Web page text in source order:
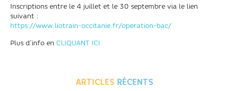
Inscriptions entre le 4 juillet et le 30 septembre via le lien
suivant :
https://www.liotrain-occitanie.fr/operation-bac/
Plus d’info en CLIQUANT ICI
ARTICLES RÉCENTS